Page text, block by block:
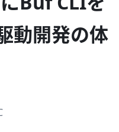
動開発の体